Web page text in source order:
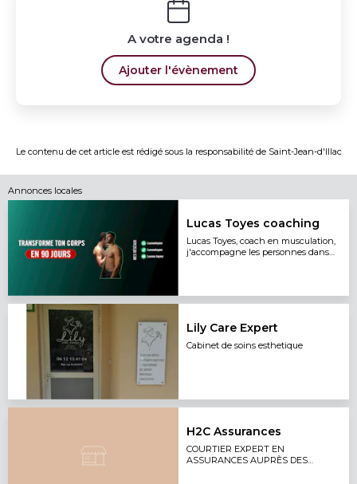
A votre agenda !
Ajouter l'évènement
Le contenu de cet article est rédigé sous la responsabilité de Saint-Jean-d'Illac
Annonces locales
Lucas Toyes coaching
Lucas Toyes, coach en musculation,
j'accompagne les personnes dans
Lily Care Expert
Cabinet de soins esthetique
H2C Assurances
COURTIER EXPERT EN
ASSURANCES AUPRÈS DES